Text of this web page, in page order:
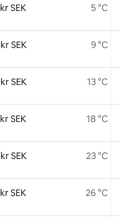
SEK
SEK
SEK
SEK
SEK
SEK
5 °C
9 °C
13 °C
18 °C
23 °C
26 °C